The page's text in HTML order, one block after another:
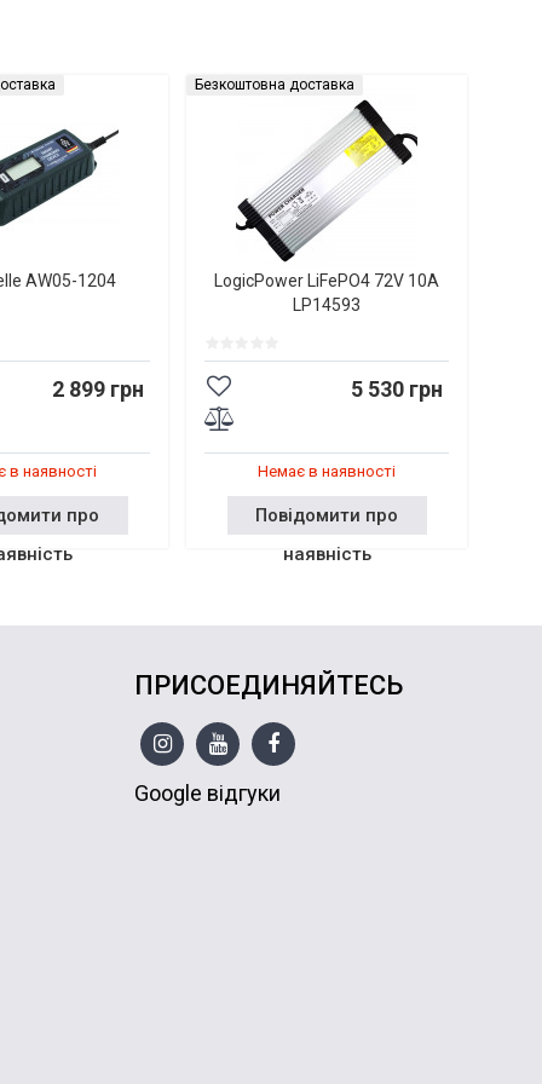
AW05-1204
2 899 грн
в наявності
про
Безкоштовна доставка
LogicPower LiFePO4 72V 10A
LP14593
5 530 грн
Немає в наявності
Повідомити про
наявність
ПРИСОЕДИНЯЙТЕСЬ
Google відгуки